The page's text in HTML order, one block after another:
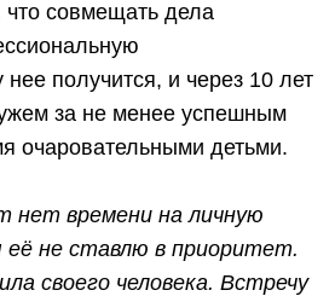
совмещать дела
получится, и через 10 лет
за не менее успешным
очаровательными детьми.
нет времени на личную
её не ставлю в приоритет.
своего человека. Встречу